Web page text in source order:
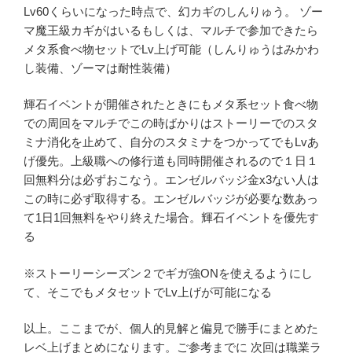
Lv60くらいになった時点で、幻カギのしんりゅう。 ゾー
マ魔王級カギがはいるもしくは、マルチで参加できたら
メタ系食べ物セットでLv上げ可能（しんりゅうはみかわ
し装備、ゾーマは耐性装備）
輝石イベントが開催されたときにもメタ系セット食べ物
での周回をマルチでこの時ばかりはストーリーでのスタ
ミナ消化を止めて、自分のスタミナをつかってでもLvあ
げ優先。上級職への修行道も同時開催されるので１日１
回無料分は必ずおこなう。エンゼルバッジ金x3ない人は
この時に必ず取得する。エンゼルバッジが必要な数あっ
て1日1回無料をやり終えた場合。輝石イベントを優先す
る
※ストーリーシーズン２でギガ強ONを使えるようにし
て、そこでもメタセットでLv上げが可能になる
以上。ここまでが、個人的見解と偏見で勝手にまとめた
レベ上げまとめになります。ご参考までに 次回は職業ラ